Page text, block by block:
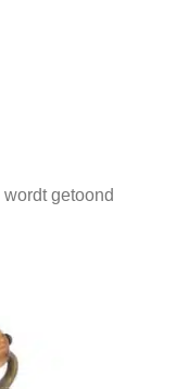
getoond